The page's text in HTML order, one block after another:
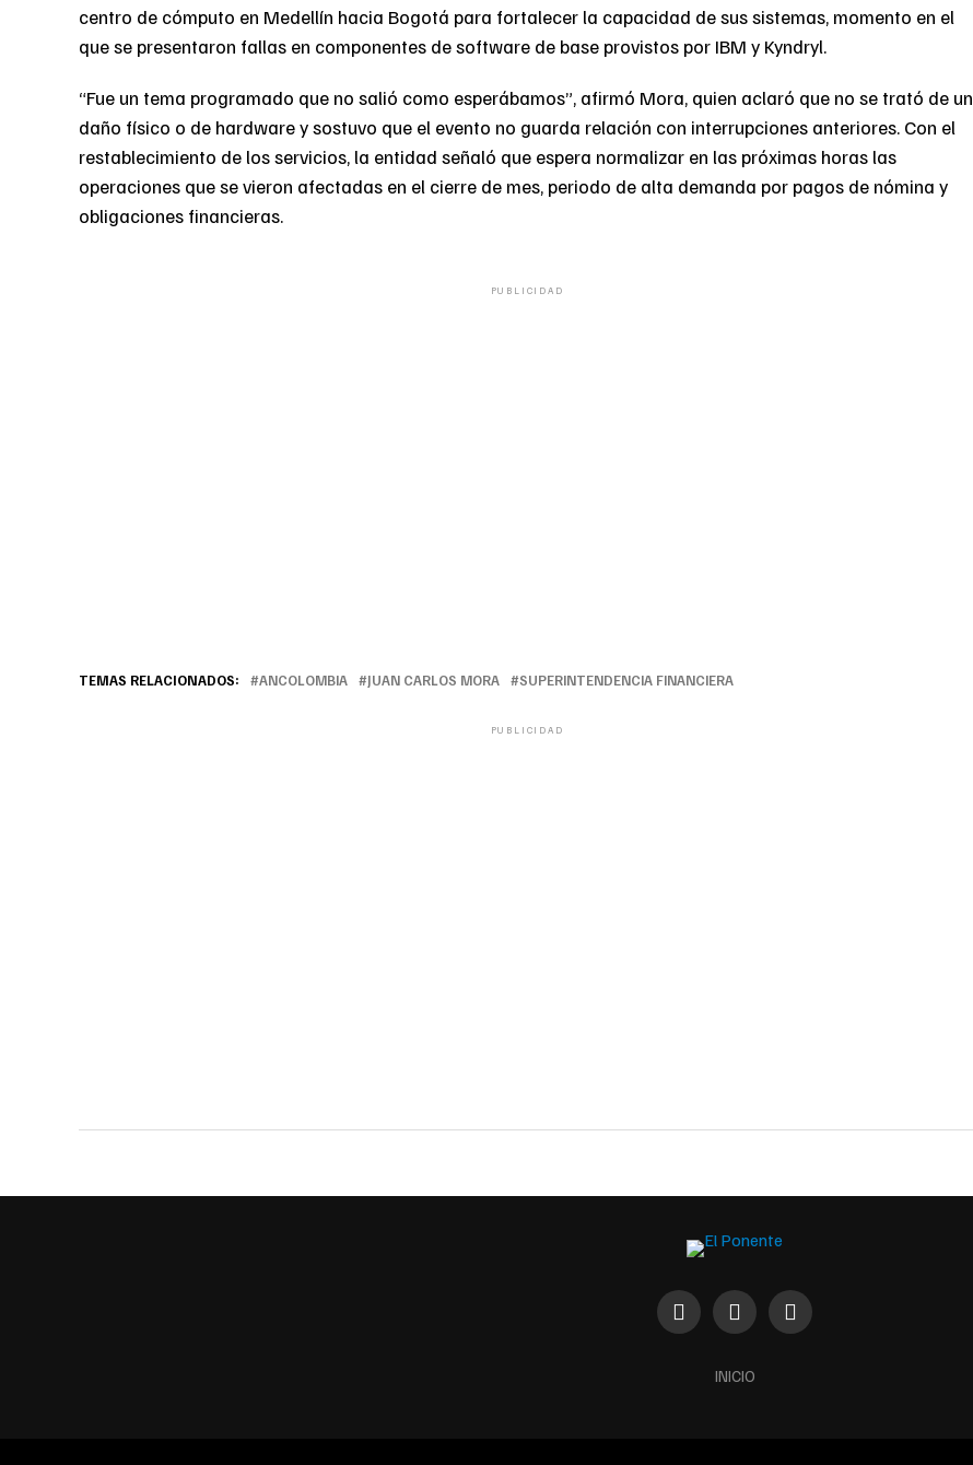
centro de cómputo en Medellín hacia Bogotá para fortalecer la capacidad de sus sistemas, momento en el
que se presentaron fallas en componentes de software de base provistos por IBM y Kyndryl.
“Fue un tema programado que no salió como esperábamos”, afirmó Mora, quien aclaró que no se trató de un
daño físico o de hardware y sostuvo que el evento no guarda relación con interrupciones anteriores. Con el
restablecimiento de los servicios, la entidad señaló que espera normalizar en las próximas horas las
operaciones que se vieron afectadas en el cierre de mes, periodo de alta demanda por pagos de nómina y
obligaciones financieras.
PUBLICIDAD
TEMAS RELACIONADOS: ANCOLOMBIA JUAN CARLOS MORA SUPERINTENDENCIA FINANCIERA
PUBLICIDAD
INICIO